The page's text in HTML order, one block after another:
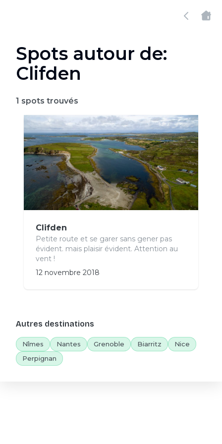
Spots autour de:
Clifden
1 spots trouvés
Clifden
Petite route et se garer sans gener pas
évident. mais plaisir évident. Attention au
vent !
12 novembre 2018
Autres destinations
Nîmes Nantes Grenoble Biarritz
Nice
Perpignan